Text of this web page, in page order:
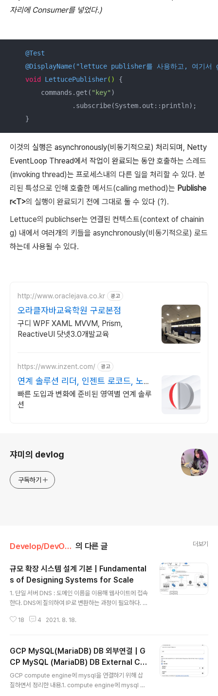
자리에 Consumer를 넣었다.)
@Test
@DisplayName("lettuce publisher를 사용하고, 여기
void
LettucePublisher()
{
        commands.get(
"key" )
                .subscribe(System.out::println);
    }
이것의 실행은 asynchronously(비동기적으로) 처리되며, Netty
EventLoop Thread에서 작업이 완료되는 동안 호출하는 스레드
(invoking thread)는 프로세스내의 다른 일을 처리할 수 있다. 분
리된 특성으로 인해 호출한 메서드(calling method)는 Publishe
r<T>의 실행이 완료되기 전에 그대로 둘 수 있다 (?).
Lettuce의 publichser는 연결된 컨텍스트(context of chainin
g) 내에서 여러개의 키들을 asynchronously(비동기적으로) 로드
하는데 사용될 수 있다.
http://www.oraclejava.co.kr 광고
오라클자바교육학원 구로본점
구디 WPF XAML MVVM, Prism,
ReactiveUI 닷넷3.0개발교육
https://www.inzent.com/ 광고
연계 솔루션 리더, 인젠트 로코드, 노코
드 기술 도입
빠른 도입과 변화에 준비된 영역별 연계 솔루
션
쟈미의 devlog
구독하기
Develop/DevOps 의 다른 글 더보기
규모 확장 시스템 설계 기본 | Fundamental
s of Designing Systems for Scale
1. 단일 서버 DNS : 도메인 이름을 이용해 웹사이트에 접속
한다. DNS에 질의하여 IP로 변환하는 과정이 필요하다. ht
이스 데이터베이스 : 웹/모바일 트래픽 처리 서버 (웹 계층)
에게 트래픽 부하를 고르게 분산한다 데이터베이스 : 다중
화로 성능과 안정성을 보장한다 (master는 쓰기, slave
는 읽기)4. 캐시 캐시 : 캐시를 이용해 서버의 요청이 보다
빨리 처리될 수 있게 한다. SOPF가 되지 않게 분산한다5.
콘텐츠 전송 네트워크 (CDN) CND : 정적 콘텐츠(이미지,
18 4 2021. 8. 18.
GCP MySQL(MariaDB) DB 외부연결 | G
CP MySQL (MariaDB) DB External Co
nnection
GCP compute engine에 mysql을 연결하기 위해 삽
질하면서 정리한 내용.1. compute engine에 mysql 설